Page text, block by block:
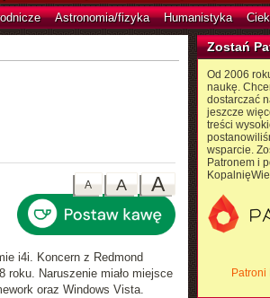
Astronomia/fizyka Humanistyka
A
A
A
i4i. Koncern z Redmond
roku. Naruszenie miało miejsce
oraz Windows Vista.
Zostań
Od 2006
naukę.
dostarczać
jeszcze
treści
wsparcie.
Patronem i